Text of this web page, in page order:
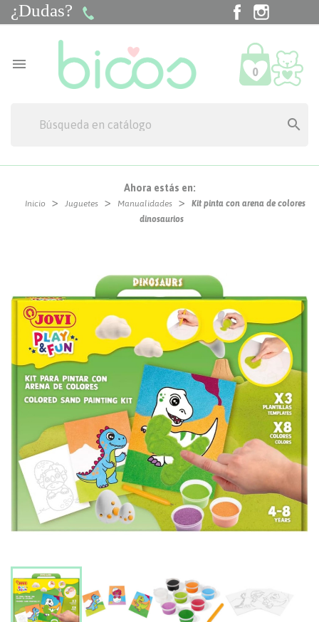
¿Dudas? Facebook
 0

Ahora estás en:
Inicio Juguetes Manualidades
Kit pinta con arena de colores
dinosaurios